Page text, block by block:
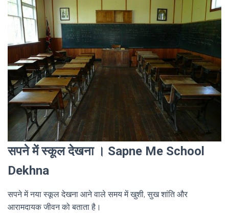
सपने में स्कूल देखना । Sapne Me School
Dekhna
सपने में नया स्कूल देखना आने वाले समय में खुशी, सुख शांति और
आरामदायक जीवन को बताता है।